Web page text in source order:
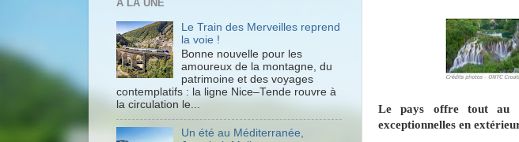
Le pays offre tout au
exceptionnelles en
A LA UNE
Le Train des Merveilles reprend
la voie !
Bonne nouvelle pour les
amoureux de la montagne, du
patrimoine et des voyages
contemplatifs : la ligne Nice–Tende rouvre à
la circulation le...
Un été au Méditerranée,